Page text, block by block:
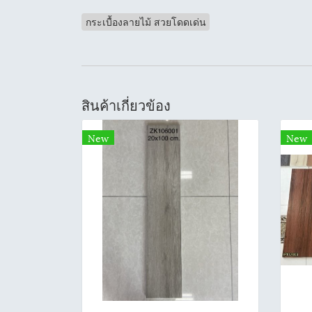
กระเบื้องลายไม้ สวยโดดเด่น
สินค้าเกี่ยวข้อง
New New